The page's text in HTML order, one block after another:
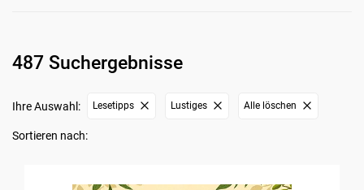
487 Suchergebnisse
Ihre Auswahl: Lesetipps Lustiges Alle löschen
Sortieren nach: